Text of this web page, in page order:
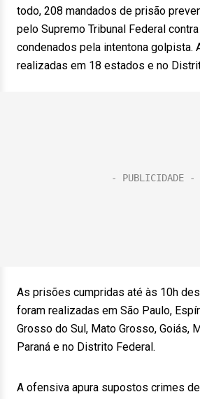
todo, 208 mandados de prisão
pelo Supremo Tribunal Federal
condenados pela intentona golpista.
realizadas em 18 estados e no
As prisões cumpridas até às 10h
foram realizadas em São Paulo,
Grosso do Sul, Mato Grosso, Goiás,
Paraná e no Distrito Federal.
A ofensiva apura supostos crimes